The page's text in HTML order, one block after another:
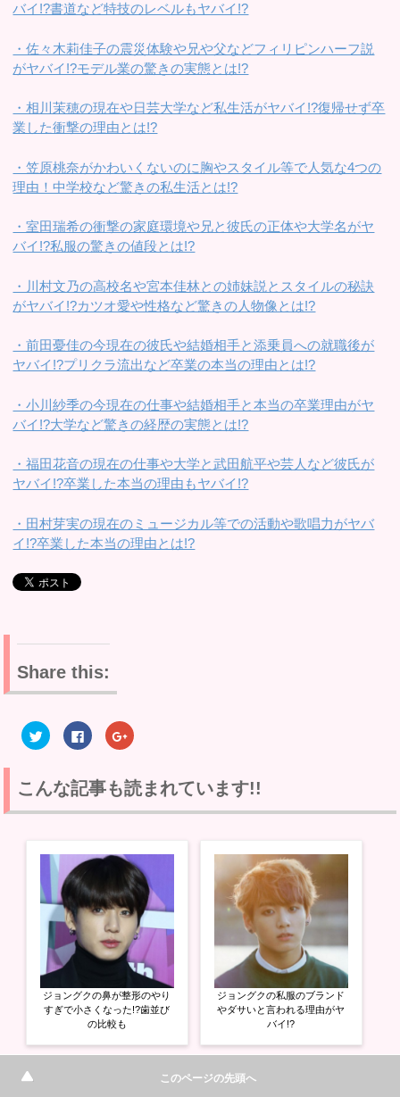
バイ!?書道など特技のレベルもヤバイ!?
・佐々木莉佳子の震災体験や兄や父などフィリピンハーフ説
がヤバイ!?モデル業の驚きの実態とは!?
・相川茉穂の現在や日芸大学など私生活がヤバイ!?復帰せず卒
業した衝撃の理由とは!?
・笠原桃奈がかわいくないのに胸やスタイル等で人気な4つの
理由！中学校など驚きの私生活とは!?
・室田瑞希の衝撃の家庭環境や兄と彼氏の正体や大学名がヤ
バイ!?私服の驚きの値段とは!?
・川村文乃の高校名や宮本佳林との姉妹説とスタイルの秘訣
がヤバイ!?カツオ愛や性格など驚きの人物像とは!?
・前田憂佳の今現在の彼氏や結婚相手と添乗員への就職後が
ヤバイ!?プリクラ流出など卒業の本当の理由とは!?
・小川紗季の今現在の仕事や結婚相手と本当の卒業理由がヤ
バイ!?大学など驚きの経歴の実態とは!?
・福田花音の現在の仕事や大学と武田航平や芸人など彼氏が
ヤバイ!?卒業した本当の理由もヤバイ!?
・田村芽実の現在のミュージカル等での活動や歌唱力がヤバ
イ!?卒業した本当の理由とは!?
Share this:
ク
リ
て
T
w
i
共
有
(
新
し
い
ウ
ィ
ン
ド
ウ
で
開
す
)
F
a
o
o
k
で
る
ク
リ
ッ
て
く
い
(
新
し
い
ウ
ィ
ク
リ
し
て
G
o
o
+
で
共
有
(
新
し
い
ウ
ィ
ン
ド
ウ
で
開
す
)
こんな記事も読まれています!!
ジョングクの鼻が整形のやり
すぎで小さくなった!?歯並び
の比較も
ジョングクの私服のブランド
やダサいと言われる理由がヤ
バイ!?
このページの先頭へ